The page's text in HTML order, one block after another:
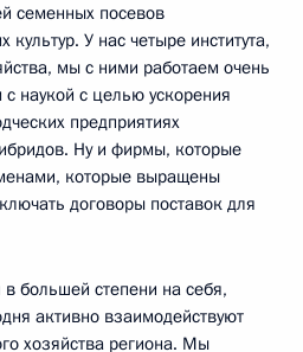
семенных посевов
культур. У нас четыре института,
мы с ними работаем очень
наукой с целью ускорения
предприятиях
Ну и фирмы, которые
которые выращены
договоры поставок для
большей степени на себя,
активно взаимодействуют
хозяйства региона. Мы